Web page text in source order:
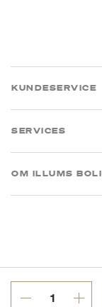
KUNDESERVICE
SERVICES
OM ILLUMS